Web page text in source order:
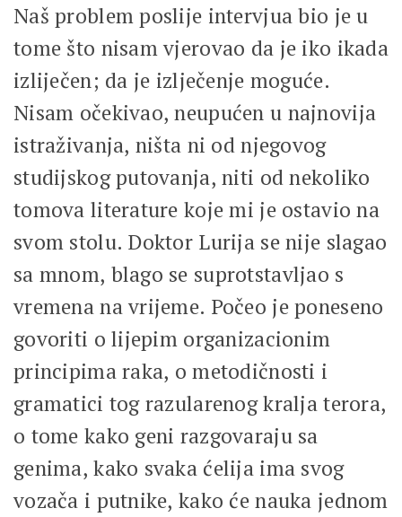
Naš problem poslije intervjua bio je u
tome što nisam vjerovao da je iko ikada
izliječen; da je izlječenje moguće.
Nisam očekivao, neupućen u najnovija
istraživanja, ništa ni od njegovog
studijskog putovanja, niti od nekoliko
tomova literature koje mi je ostavio na
svom stolu. Doktor Lurija se nije slagao
sa mnom, blago se suprotstavljao s
vremena na vrijeme. Počeo je poneseno
govoriti o lijepim organizacionim
principima raka, o metodičnosti i
gramatici tog razularenog kralja terora,
o tome kako geni razgovaraju sa
genima, kako svaka ćelija ima svog
vozača i putnike, kako će nauka jednom